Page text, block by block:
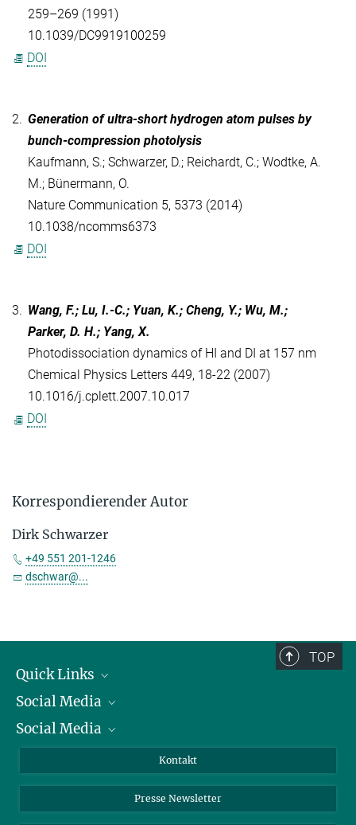
259–269 (1991)
10.1039/DC9919100259
DOI
2. Generation of ultra-short hydrogen atom pulses by
bunch-compression photolysis
Kaufmann, S.; Schwarzer, D.; Reichardt, C.; Wodtke, A.
M.; Bünermann, O.
Nature Communication 5, 5373 (2014)
10.1038/ncomms6373
DOI
3. Wang, F.; Lu, I.-C.; Yuan, K.; Cheng, Y.; Wu, M.;
Parker, D. H.; Yang, X.
Photodissociation dynamics of HI and DI at 157 nm
Chemical Physics Letters 449, 18-22 (2007)
10.1016/j.cplett.2007.10.017
DOI
Korrespondierender Autor
Dirk Schwarzer
+49 551 201-1246
dschwar@...
TOP
Quick Links
Präsident
Zahlen und Fakten
Social Media
Bluesky
TikTok
Social Media
Instagram
YouTube
Kontakt
Presse Newsletter